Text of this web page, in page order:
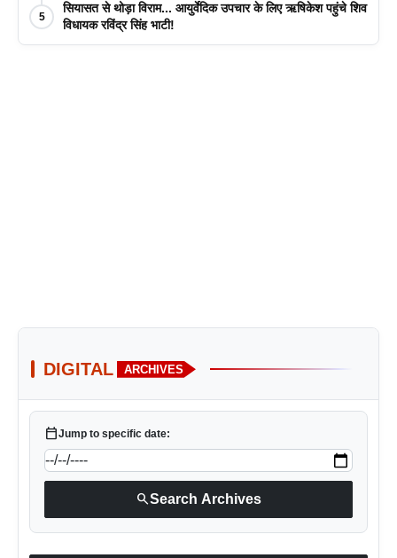
5
सियासत से थोड़ा विराम... आयुर्वेदिक उपचार के लिए ऋषिकेश पहुंचे शिव
विधायक रविंद्र सिंह भाटी!
DIGITAL ARCHIVES
calendar_todayJump to specific date:
searchSearch Archives